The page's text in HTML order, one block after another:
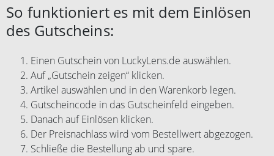
So funktioniert es mit dem Einlösen
des Gutscheins:
Einen Gutschein von LuckyLens.de auswählen.
Auf „Gutschein zeigen“ klicken.
Artikel auswählen und in den Warenkorb legen.
Gutscheincode in das Gutscheinfeld eingeben.
Danach auf Einlösen klicken.
Der Preisnachlass wird vom Bestellwert abgezogen.
Schließe die Bestellung ab und spare.